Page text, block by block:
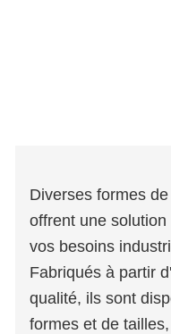
Diverses formes
offrent une
vos besoins
Fabriqués à partir
qualité, ils sont
formes et de